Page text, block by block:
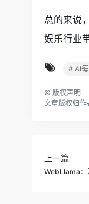
总的来说
娱乐行业
# AI
© 版权声明
文章版权归作
上一篇
WebLlama：